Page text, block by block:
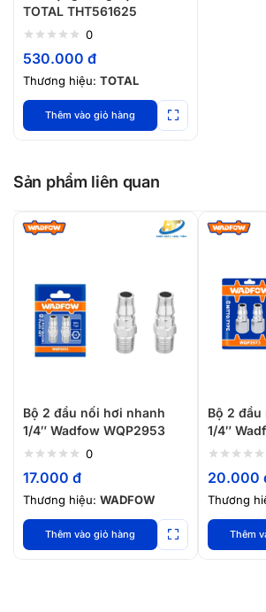
TOTAL THT561625
0
530.000 đ
Thương hiệu: TOTAL
Thêm vào giỏ hàng
Sản phẩm liên quan
Bộ 2 đầu nối hơi nhanh
1/4″ Wadfow WQP2953
0
17.000 đ
Thương hiệu: WADFOW
Thêm vào giỏ hàng
Bộ 2
1/4″
20.000
Thương
Thêm